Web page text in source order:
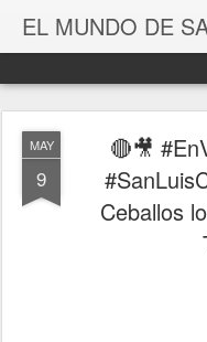
EL MUNDO DE
MAY
9
🔴🎥
Ceballos